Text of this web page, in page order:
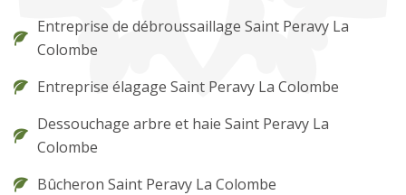
Entreprise de débroussaillage Saint Peravy La
Colombe
Entreprise élagage Saint Peravy La Colombe
Dessouchage arbre et haie Saint Peravy La
Colombe
Bûcheron Saint Peravy La Colombe